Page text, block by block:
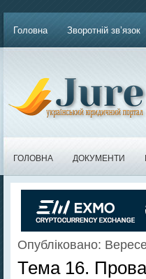
Головна Зворотній зв’язок
ГОЛОВНА ДОКУМЕНТИ
Опубліковано:
Тема 16.